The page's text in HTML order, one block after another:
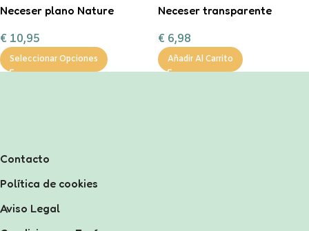
Neceser plano Nature
€ 10,95
Seleccionar Opciones
Neceser transparente
€ 6,98
Añadir Al Carrito
Contacto
Política de cookies
Aviso Legal